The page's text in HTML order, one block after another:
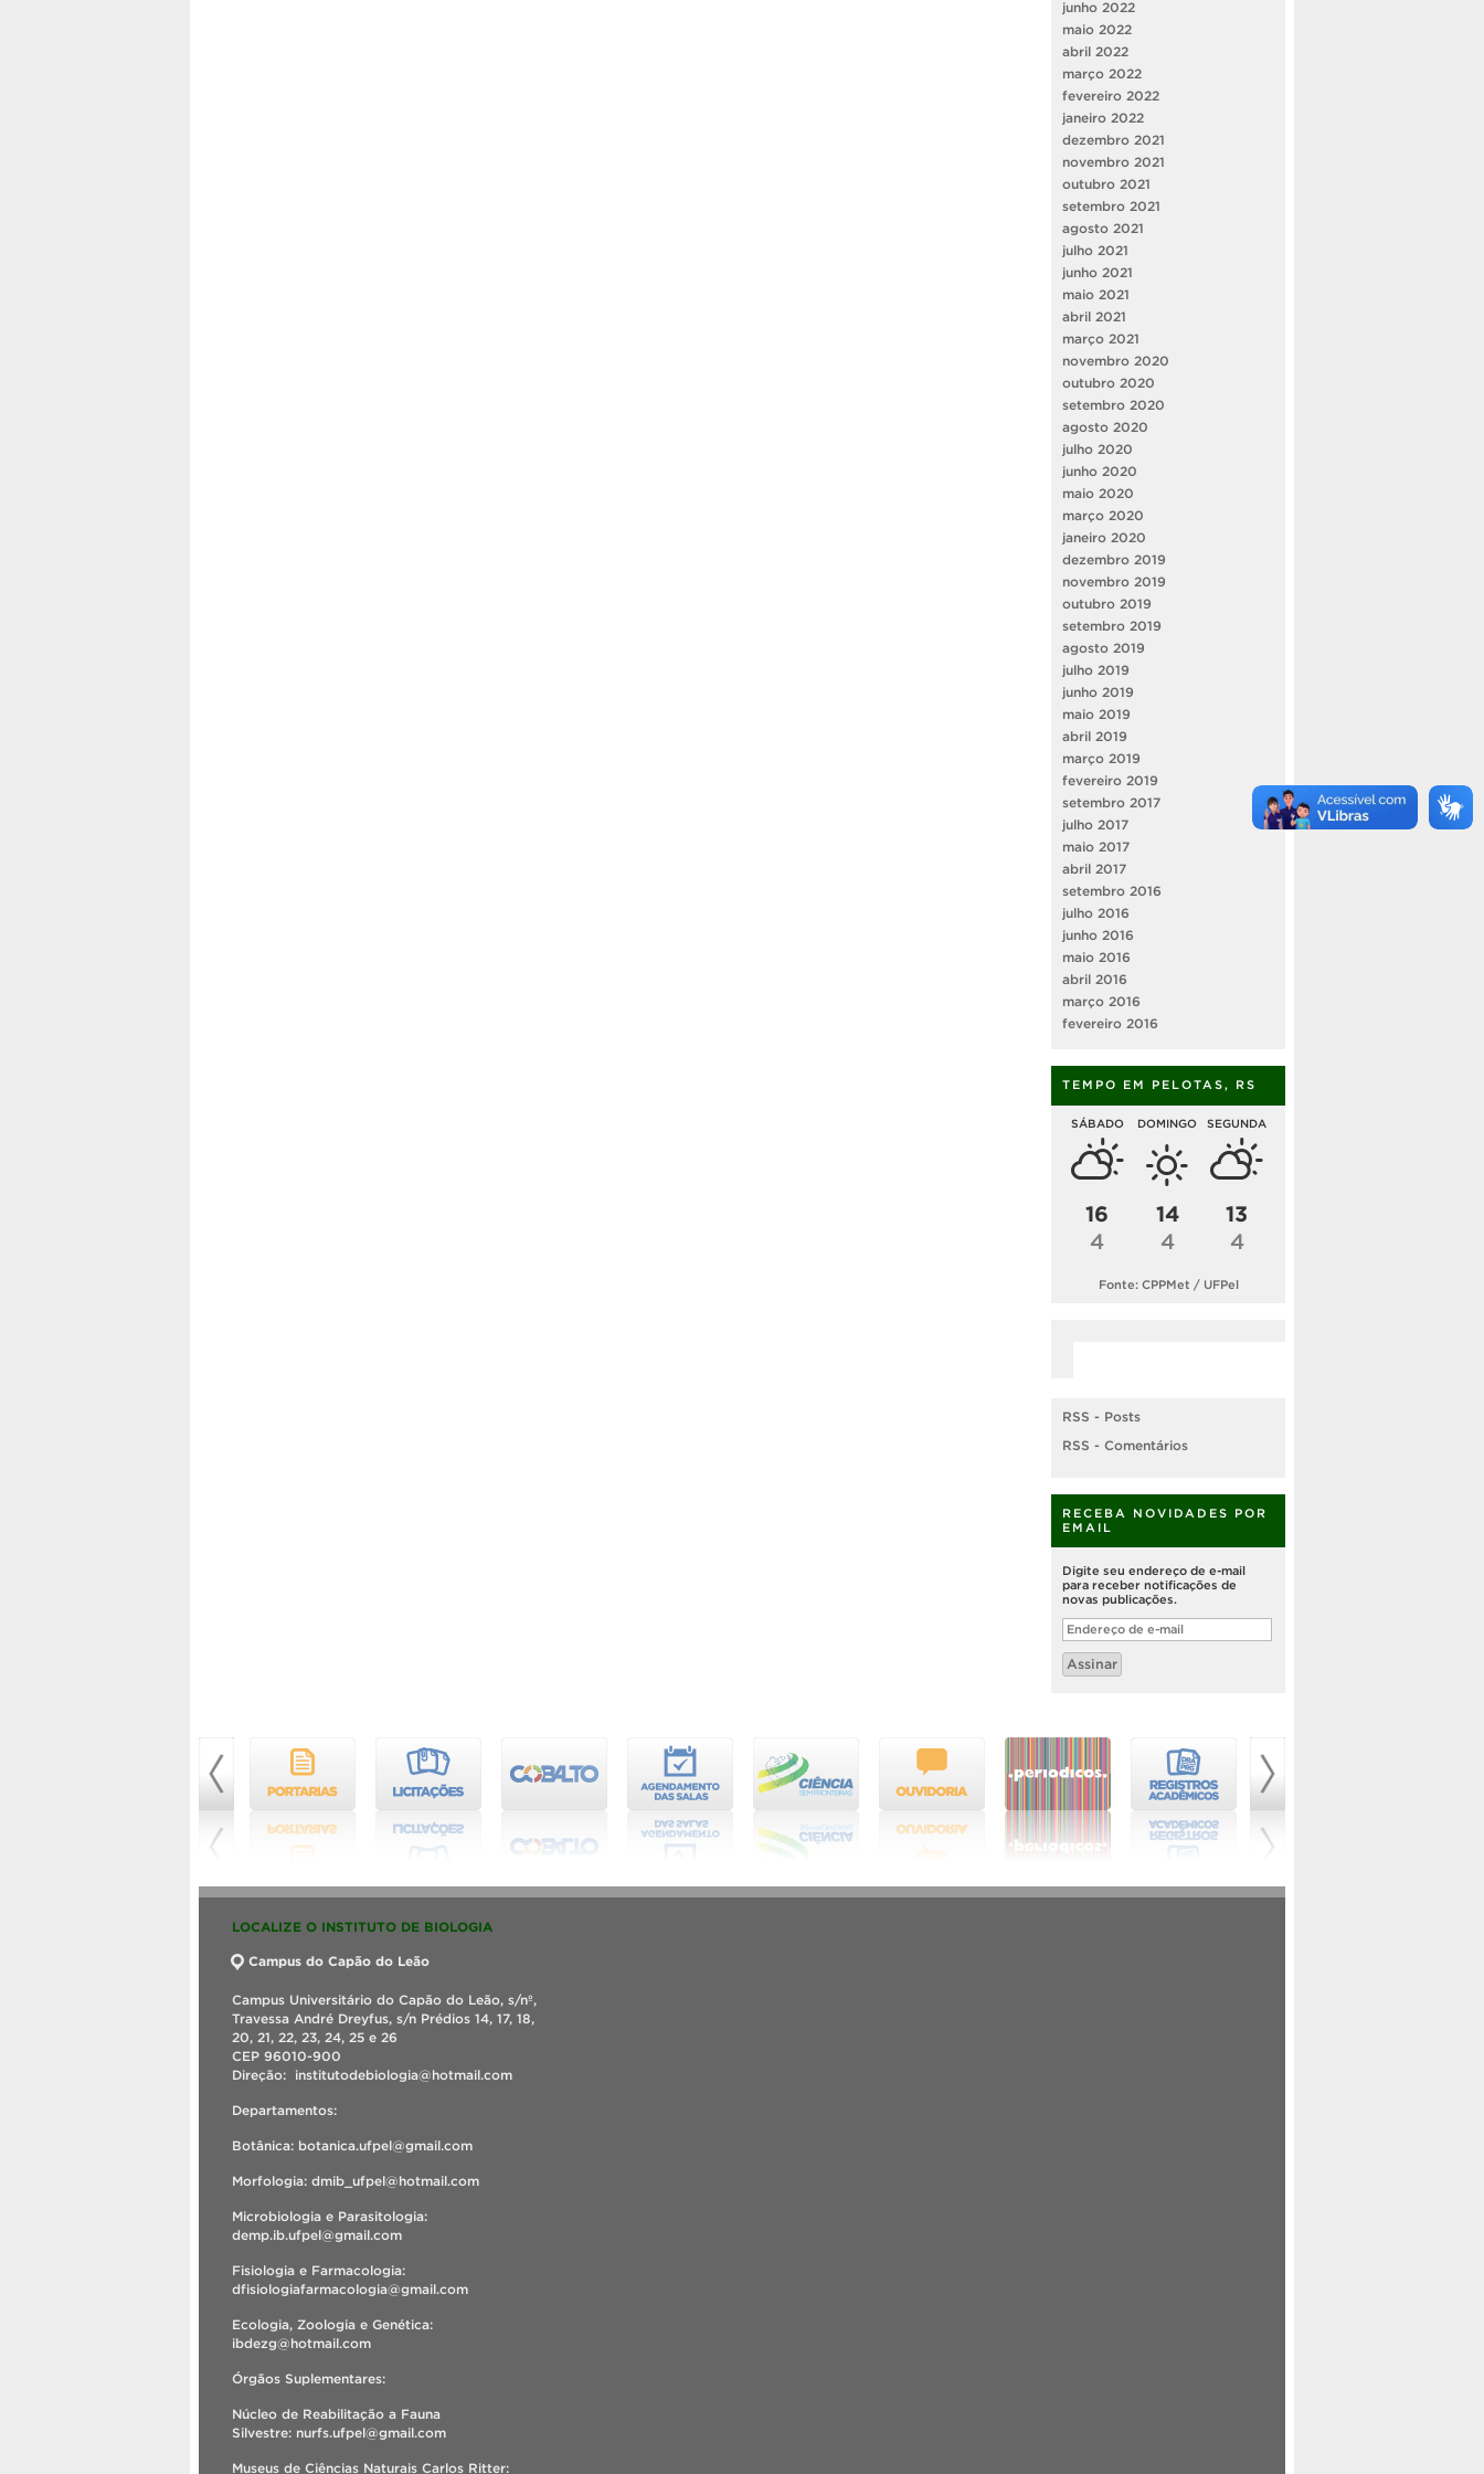
junho 2022
maio 2022
abril 2022
março 2022
fevereiro 2022
janeiro 2022
dezembro 2021
novembro 2021
outubro 2021
setembro 2021
agosto 2021
julho 2021
junho 2021
maio 2021
abril 2021
março 2021
novembro 2020
outubro 2020
setembro 2020
agosto 2020
julho 2020
junho 2020
maio 2020
março 2020
janeiro 2020
dezembro 2019
novembro 2019
outubro 2019
setembro 2019
agosto 2019
julho 2019
junho 2019
maio 2019
abril 2019
março 2019
fevereiro 2019
setembro 2017
julho 2017
maio 2017
abril 2017
setembro 2016
julho 2016
junho 2016
maio 2016
abril 2016
março 2016
fevereiro 2016
TEMPO EM PELOTAS, RS
SÁBADO
16
4
DOMINGO
14
4
SEGUNDA
13
4
Fonte: CPPMet / UFPel
RSS - Posts
RSS - Comentários
RECEBA NOVIDADES POR
EMAIL
Digite seu endereço de e-mail
para receber notificações de
novas publicações.
Endereço
de
e-
mail
Assinar
LOCALIZE O INSTITUTO DE BIOLOGIA
Campus do Capão do Leão
Campus Universitário do Capão do Leão, s/nº,
Travessa André Dreyfus, s/n Prédios 14, 17, 18,
20, 21, 22, 23, 24, 25 e 26
CEP 96010-900
Direção: institutodebiologia@hotmail.com
Departamentos:
Botânica: botanica.ufpel@gmail.com
Morfologia: dmib_ufpel@hotmail.com
Microbiologia e Parasitologia:
demp.ib.ufpel@gmail.com
Fisiologia e Farmacologia:
dfisiologiafarmacologia@gmail.com
Ecologia, Zoologia e Genética:
ibdezg@hotmail.com
Órgãos Suplementares:
Núcleo de Reabilitação a Fauna
Silvestre: nurfs.ufpel@gmail.com
Museus de Ciências Naturais Carlos Ritter: